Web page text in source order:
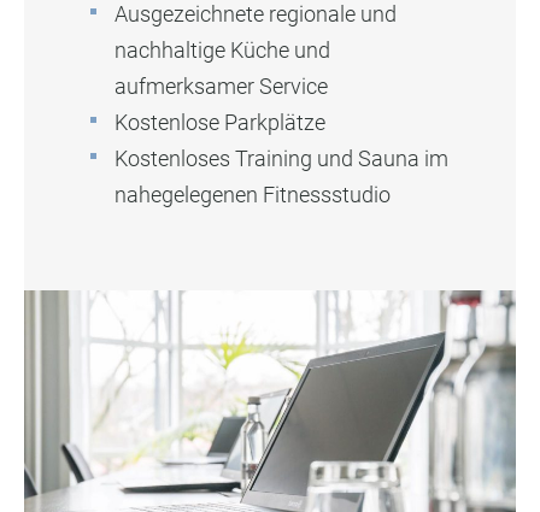
Ausgezeichnete regionale und
nachhaltige Küche und
aufmerksamer Service
Kostenlose Parkplätze
Kostenloses Training und Sauna im
nahegelegenen Fitnessstudio